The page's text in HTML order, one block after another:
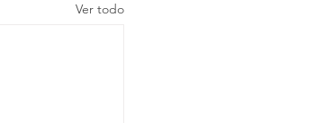
Ver todo